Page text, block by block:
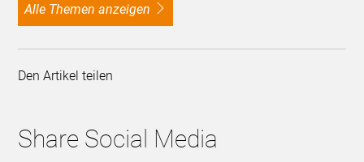
alle Themen anzeigen
Den Artikel teilen
Share Social Media